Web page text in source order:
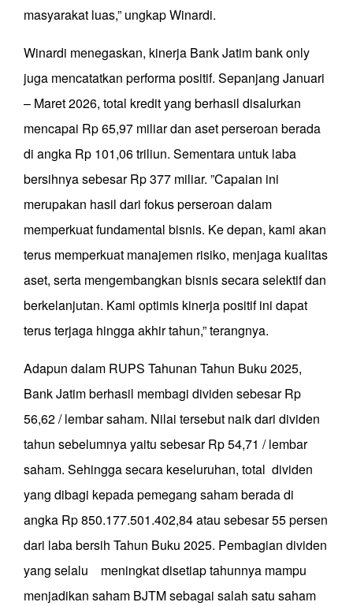
masyarakat luas,” ungkap Winardi.
Winardi menegaskan, kinerja Bank Jatim bank only
juga mencatatkan performa positif. Sepanjang Januari
– Maret 2026, total kredit yang berhasil disalurkan
mencapai Rp 65,97 miliar dan aset perseroan berada
di angka Rp 101,06 triliun. Sementara untuk laba
bersihnya sebesar Rp 377 miliar. ”Capaian ini
merupakan hasil dari fokus perseroan dalam
memperkuat fundamental bisnis. Ke depan, kami akan
terus memperkuat manajemen risiko, menjaga kualitas
aset, serta mengembangkan bisnis secara selektif dan
berkelanjutan. Kami optimis kinerja positif ini dapat
terus terjaga hingga akhir tahun,” terangnya.
Adapun dalam RUPS Tahunan Tahun Buku 2025,
Bank Jatim berhasil membagi dividen sebesar Rp
56,62 / lembar saham. Nilai tersebut naik dari dividen
tahun sebelumnya yaitu sebesar Rp 54,71 / lembar
saham. Sehingga secara keseluruhan, total dividen
yang dibagi kepada pemegang saham berada di
angka Rp 850.177.501.402,84 atau sebesar 55 persen
dari laba bersih Tahun Buku 2025. Pembagian dividen
yang selalu meningkat disetiap tahunnya mampu
menjadikan saham BJTM sebagai salah satu saham